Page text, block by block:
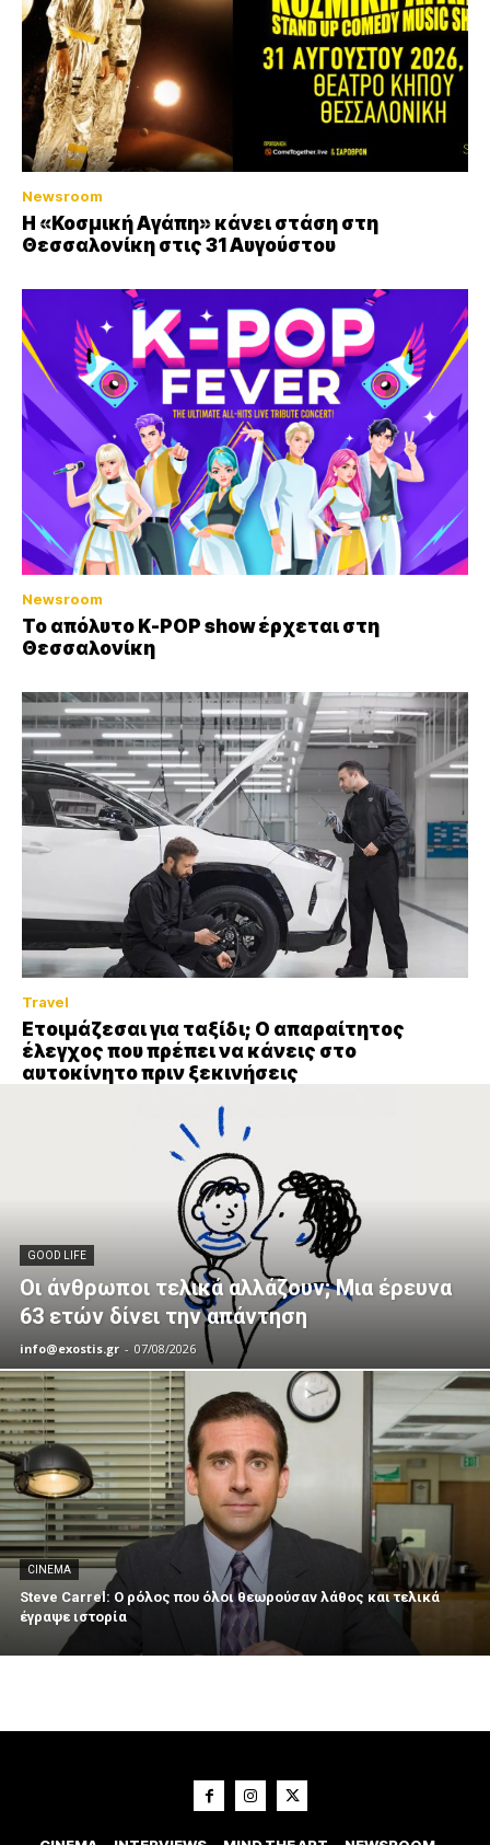
Newsroom
Η «Κοσμική Αγάπη» κάνει στάση στη
Θεσσαλονίκη στις 31 Αυγούστου
Newsroom
Το απόλυτο K-POP show έρχεται στη
Θεσσαλονίκη
Travel
Ετοιμάζεσαι για ταξίδι; Ο απαραίτητος
έλεγχος που πρέπει να κάνεις στο
αυτοκίνητο πριν ξεκινήσεις
GOOD LIFE
Οι άνθρωποι τελικά αλλάζουν; Μια έρευνα
63 ετών δίνει την απάντηση
info@exostis.gr - 07/08/2026
CINEMA
Steve Carrel: Ο ρόλος που όλοι θεωρούσαν λάθος και τελικά
έγραψε ιστορία